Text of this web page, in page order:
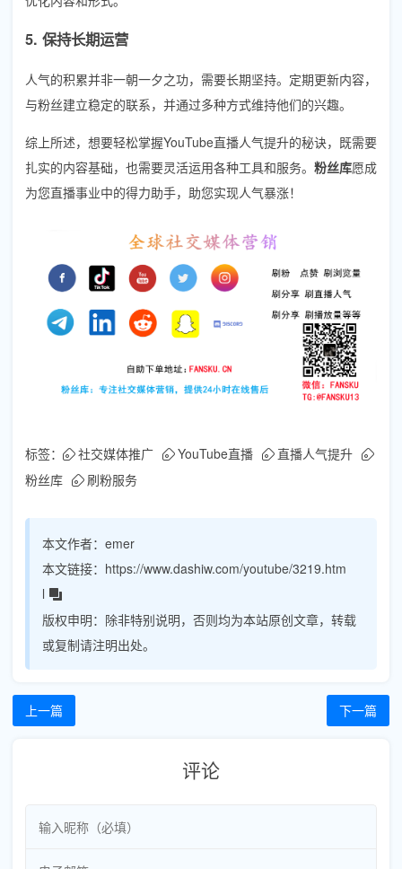
5. 保持长期运营
人气的积累并非一朝一夕之功，需要长期坚持。定期更新内容，
与粉丝建立稳定的联系，并通过多种方式维持他们的兴趣。
综上所述，想要轻松掌握YouTube直播人气提升的秘诀，既需要
扎实的内容基础，也需要灵活运用各种工具和服务。 粉丝库愿成
为您直播事业中的得力助手，助您实现人气暴涨！
标签： 社交媒体推广 YouTube直播
直播人气提升
粉丝库
刷粉服务
本文作者： emer
本文链接： https://www.dashiw.com/youtube/3219.htm
l
版权申明： 除非特别说明，否则均为本站原创文章，转载
或复制请注明出处。
上一篇 下一篇
评论